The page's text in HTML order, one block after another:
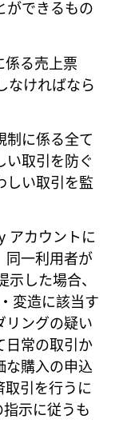
ができるもの
係る売上票
なければなら
制に係る全て
い取引を防ぐ
しい取引を監
アカウントに
同一利用者が
した場合、
変造に該当す
リングの疑い
日常の取引か
な購入の申込
取引を行うに
示に従うも